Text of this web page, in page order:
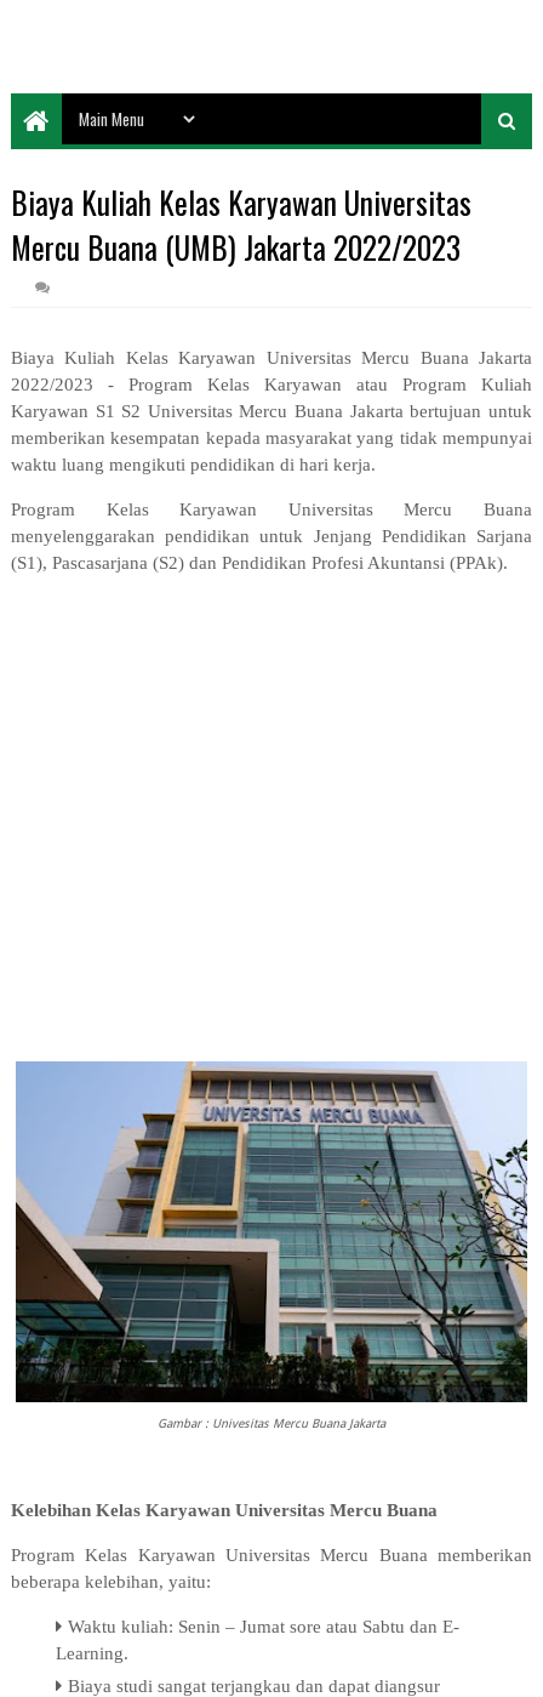
Biaya Kuliah Kelas Karyawan Universitas
Mercu Buana (UMB) Jakarta 2022/2023
Biaya Kuliah Kelas Karyawan Universitas Mercu Buana Jakarta
2022/2023 - Program Kelas Karyawan atau Program Kuliah
Karyawan S1 S2 Universitas Mercu Buana Jakarta bertujuan untuk
memberikan kesempatan kepada masyarakat yang tidak mempunyai
waktu luang mengikuti pendidikan di hari kerja.
Program Kelas Karyawan Universitas Mercu Buana
menyelenggarakan pendidikan untuk Jenjang Pendidikan Sarjana
(S1), Pascasarjana (S2) dan Pendidikan Profesi Akuntansi (PPAk).
Gambar : Univesitas Mercu Buana Jakarta
Kelebihan Kelas Karyawan Universitas Mercu Buana
Program Kelas Karyawan Universitas Mercu Buana memberikan
beberapa kelebihan, yaitu:
Waktu kuliah: Senin – Jumat sore atau Sabtu dan E-
Learning.
Biaya studi sangat terjangkau dan dapat diangsur